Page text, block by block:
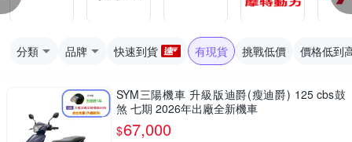
分類 品牌 快速到貨 有現貨 挑戰低價 價格低到
SYM三陽機車 升級版迪爵(瘦迪爵) 125 cbs鼓
煞 七期 2026年出廠全新機車
$67,000